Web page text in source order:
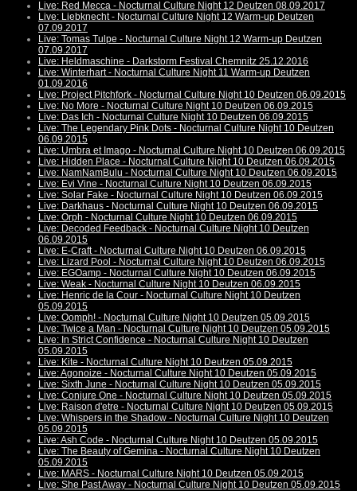
Live: Red Mecca - Nocturnal Culture Night 12 Deutzen 08.09.2017
Live: Liebknecht - Nocturnal Culture Night 12 Warm-up Deutzen
07.09.2017
Live: Tomas Tulpe - Nocturnal Culture Night 12 Warm-up Deutzen
07.09.2017
Live: Heldmaschine - Darkstorm Festival Chemnitz 25.12.2016
Live: Winterhart - Nocturnal Culture Night 11 Warm-up Deutzen
01.09.2016
Live: Project Pitchfork - Nocturnal Culture Night 10 Deutzen 06.09.2015
Live: No More - Nocturnal Culture Night 10 Deutzen 06.09.2015
Live: Das Ich - Nocturnal Culture Night 10 Deutzen 06.09.2015
Live: The Legendary Pink Dots - Nocturnal Culture Night 10 Deutzen
06.09.2015
Live: Umbra et Imago - Nocturnal Culture Night 10 Deutzen 06.09.2015
Live: Hidden Place - Nocturnal Culture Night 10 Deutzen 06.09.2015
Live: NamNamBulu - Nocturnal Culture Night 10 Deutzen 06.09.2015
Live: Evi Vine - Nocturnal Culture Night 10 Deutzen 06.09.2015
Live: Solar Fake - Nocturnal Culture Night 10 Deutzen 06.09.2015
Live: Darkhaus - Nocturnal Culture Night 10 Deutzen 06.09.2015
Live: Orph - Nocturnal Culture Night 10 Deutzen 06.09.2015
Live: Decoded Feedback - Nocturnal Culture Night 10 Deutzen
06.09.2015
Live: E-Craft - Nocturnal Culture Night 10 Deutzen 06.09.2015
Live: Lizard Pool - Nocturnal Culture Night 10 Deutzen 06.09.2015
Live: EGOamp - Nocturnal Culture Night 10 Deutzen 06.09.2015
Live: Weak - Nocturnal Culture Night 10 Deutzen 06.09.2015
Live: Henric de la Cour - Nocturnal Culture Night 10 Deutzen
05.09.2015
Live: Oomph! - Nocturnal Culture Night 10 Deutzen 05.09.2015
Live: Twice a Man - Nocturnal Culture Night 10 Deutzen 05.09.2015
Live: In Strict Confidence - Nocturnal Culture Night 10 Deutzen
05.09.2015
Live: Kite - Nocturnal Culture Night 10 Deutzen 05.09.2015
Live: Agonoize - Nocturnal Culture Night 10 Deutzen 05.09.2015
Live: Sixth June - Nocturnal Culture Night 10 Deutzen 05.09.2015
Live: Conjure One - Nocturnal Culture Night 10 Deutzen 05.09.2015
Live: Raison d'etre - Nocturnal Culture Night 10 Deutzen 05.09.2015
Live: Whispers in the Shadow - Nocturnal Culture Night 10 Deutzen
05.09.2015
Live: Ash Code - Nocturnal Culture Night 10 Deutzen 05.09.2015
Live: The Beauty of Gemina - Nocturnal Culture Night 10 Deutzen
05.09.2015
Live: MARS - Nocturnal Culture Night 10 Deutzen 05.09.2015
Live: She Past Away - Nocturnal Culture Night 10 Deutzen 05.09.2015